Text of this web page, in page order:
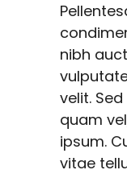
nibh
velit.
quam
ipsum.
vitae